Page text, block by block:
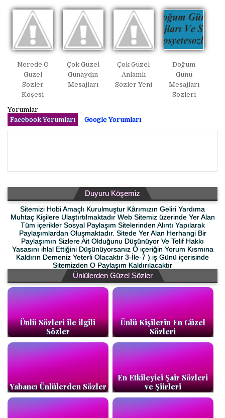
Nerede O
Güzel
Sözler
Köşesi
Çok Güzel
Günaydın
Mesajları
Çok Güzel
Anlamlı
Sözler Yeni
Doğum
Günü
Mesajları
Sözleri
Yorumlar
Facebook Yorumları
Google Yorumları
Duyuru Köşemiz
Sitemizi Hobi Amaçlı Kurulmuştur Kârımızın Geliri Yardıma
Muhtaç Kişilere Ulaştırtılmaktadır Web Sitemiz üzerinde Yer Alan
Tüm içerikler Sosyal Paylaşım Sitelerinden Alıntı Yapılarak
Paylaşımlardan Oluşmaktadır. Sitede Yer Alan Herhangi Bir
Paylaşımın Sizlere Ait Olduğunu Düşünüyor Ve Telif Hakkı
Yasasını ihlal Ettiğini Düşünüyorsanız O içeriğin Yorum Kısmına
Kaldırın Demeniz Yeterli Olacaktır 3-İle-7 ) iş Günü içerisinde
Sitemizden O Paylaşım Kaldırılacaktır
Ünlülerden Güzel Sözler
Ünlü Sözleri ile ilgili
Sözler
Ünlü Kişilerin En Güzel
Sözleri
Yabancı Ünlülerden Sözler
En Etkileyici Şair Sözleri
ve Şiirleri